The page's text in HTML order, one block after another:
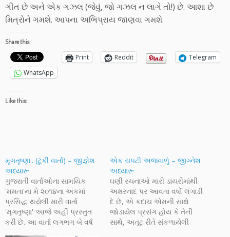
ગીત છે અને એક ગઝલ (જેવું, જો ગઝલ ન લાગે તો!) છે. આશા છે
મિત્રોને ગમશે. આપના અભિપ્રાય જાણવા ગમશે.
Share this:
Print Reddit
Telegram
WhatsApp
Like this:
મૃગતૃષ્ણા.. (ટૂંકી વાર્તા) – જીજ્ઞેશ
અધ્યારૂ
ગુજરાતી વાર્તાઓના સામયિક
'મમતા'ના મે ૨૦૧૪ના અંકમાં
પ્રસિદ્ધ થયેલી મારી વાર્તા
'મૃગતૃષ્ણા' આજે અહીં પ્રસ્તુત
કરી છે. આ વાર્તા લગભગ બે વર્ષ
એક ચપટી અજવાળું – જીગ્નેશ
અધ્યારૂ
ઘણી રચનાઓ મારી ડાયરીમાંથી
અક્ષરનાદ પર આવતા વર્ષો લગાડી
દે છે, એ કદાચ એમની સાથે
જોડાયેલ પ્રસંગ હોય કે તેની
સાથે, અતૂટ રીતે સંકળાયેલી